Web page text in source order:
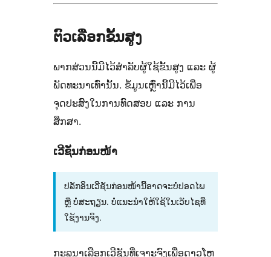
ຕົວເລືອກຂັ້ນສູງ
ພາກສ່ວນນີ້ມີໄວ້ສຳລັບຜູ້ໃຊ້ຂັ້ນສູງ ແລະ ຜູ້
ພັດທະນາເທົ່ານັ້ນ. ຂໍ້ມູນເຫຼົ່ານີ້ມີໄວ້ເພື່ອ
ຈຸດປະສົງໃນການທົດສອບ ແລະ ການ
ສຶກສາ.
ເວີຊັນກ່ອນໜ້າ
ປລັກອິນເວີຊັນກ່ອນໜ້ານີ້ອາດຈະບໍ່ປອດໄພ
ຫຼື ບໍ່ສະຖຽນ. ບໍ່ແນະນຳໃຫ້ໃຊ້ໃນເວັບໄຊທີ່
ໃຊ້ງານຈິງ.
ກະລຸນາເລືອກເວີຊັນທີ່ເຈາະຈົງເພື່ອດາວໂຫຼ